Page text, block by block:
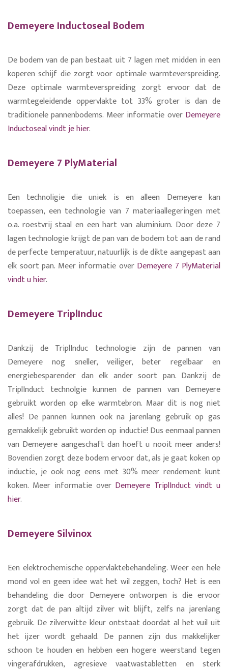
Demeyere Inductoseal Bodem
De bodem van de pan bestaat uit 7 lagen met midden in een
koperen schijf die zorgt voor optimale warmteverspreiding.
Deze optimale warmteverspreiding zorgt ervoor dat de
warmtegeleidende oppervlakte tot 33% groter is dan de
traditionele pannenbodems. Meer informatie over Demeyere
Inductoseal vindt je hier.
Demeyere 7 PlyMaterial
Een technoligie die uniek is en alleen Demeyere kan
toepassen, een technologie van 7 materiaallegeringen met
o.a. roestvrij staal en een hart van aluminium. Door deze 7
lagen technologie krijgt de pan van de bodem tot aan de rand
de perfecte temperatuur, natuurlijk is de dikte aangepast aan
elk soort pan. Meer informatie over Demeyere 7 PlyMaterial
vindt u hier.
Demeyere TriplInduc
Dankzij de TriplInduc technologie zijn de pannen van
Demeyere nog sneller, veiliger, beter regelbaar en
energiebesparender dan elk ander soort pan. Dankzij de
TriplInduct technolgie kunnen de pannen van Demeyere
gebruikt worden op elke warmtebron. Maar dit is nog niet
alles! De pannen kunnen ook na jarenlang gebruik op gas
gemakkelijk gebruikt worden op inductie! Dus eenmaal pannen
van Demeyere aangeschaft dan hoeft u nooit meer anders!
Bovendien zorgt deze bodem ervoor dat, als je gaat koken op
inductie, je ook nog eens met 30% meer rendement kunt
koken. Meer informatie over Demeyere TriplInduct vindt u
hier.
Demeyere Silvinox
Een elektrochemische oppervlaktebehandeling. Weer een hele
mond vol en geen idee wat het wil zeggen, toch? Het is een
behandeling die door Demeyere ontworpen is die ervoor
zorgt dat de pan altijd zilver wit blijft, zelfs na jarenlang
gebruik. De zilverwitte kleur ontstaat doordat al het vuil uit
het ijzer wordt gehaald. De pannen zijn dus makkelijker
schoon te houden en hebben een hogere weerstand tegen
vingerafdrukken, agresieve vaatwastabletten en sterk